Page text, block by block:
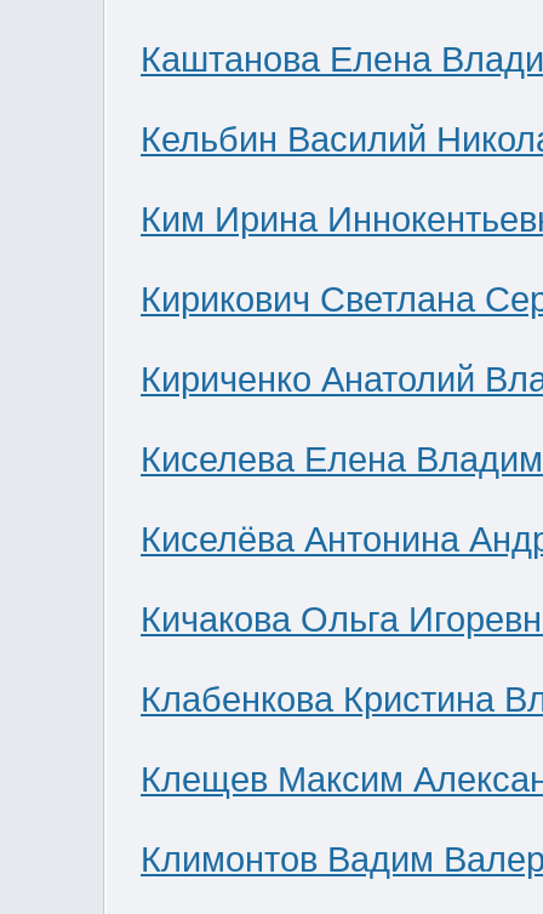
Каштанова Елена
Кельбин Василий
Ким Ирина
Кирикович Светлана
Кириченко Анатолий
Киселева Елена
Киселёва Антонина
Кичакова Ольга
Клабенкова Кристина
Клещев Максим
Климонтов Вадим